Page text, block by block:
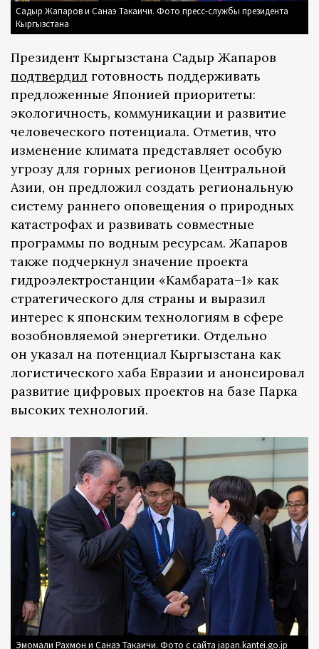
Садыр Жапаров и Санаэ Такаичи. Фото пресс-службы президента
Кыргызстана
Президент Кыргызстана Садыр Жапаров
подтвердил готовность поддерживать
предложенные Японией приоритеты:
экологичность, коммуникации и развитие
человеческого потенциала. Отметив, что
изменение климата представляет особую
угрозу для горных регионов Центральной
Азии, он предложил создать региональную
систему раннего оповещения о природных
катастрофах и развивать совместные
программы по водным ресурсам. Жапаров
также подчеркнул значение проекта
гидроэлектростанции «Камбарата–1» как
стратегического для страны и выразил
интерес к японским технологиям в сфере
возобновляемой энергетики. Отдельно
он указал на потенциал Кыргызстана как
логистического хаба Евразии и анонсировал
развитие цифровых проектов на базе Парка
высоких технологий.
Эмомали Рахмон и Санаэ Такаичи. Фото с сайта japan.kantei.go.jp